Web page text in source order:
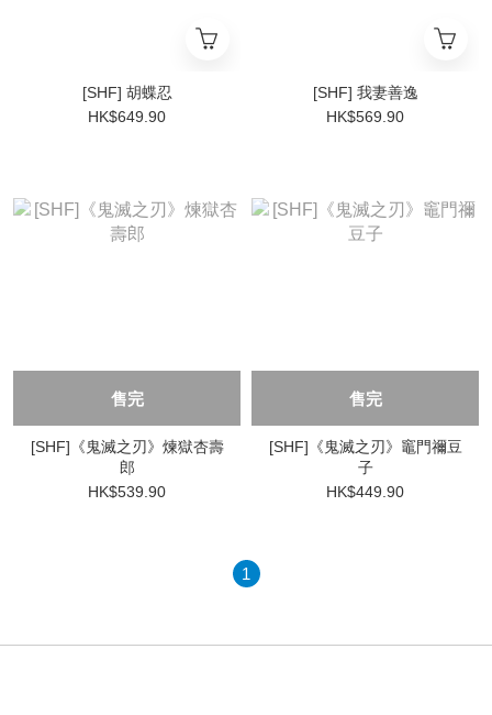
[SHF] 胡蝶忍
HK$649.90
[SHF] 我妻善逸
HK$569.90
售完
[SHF]《鬼滅之刃》煉獄杏壽
郎
HK$539.90
售完
[SHF]《鬼滅之刃》竈門禰豆
子
HK$449.90
1